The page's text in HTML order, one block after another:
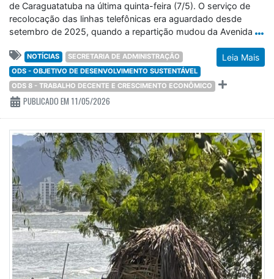
de Caraguatatuba na última quinta-feira (7/5). O serviço de
recolocação das linhas telefônicas era aguardado desde
setembro de 2025, quando a repartição mudou da Avenida
Leia Mais
NOTÍCIAS
SECRETARIA DE ADMINISTRAÇÃO
ODS - OBJETIVO DE DESENVOLVIMENTO SUSTENTÁVEL
ODS 8 - TRABALHO DECENTE E CRESCIMENTO ECONÔMICO
PUBLICADO EM 11/05/2026